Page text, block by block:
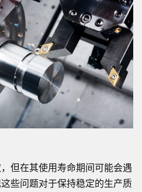
但在其使用寿命期间可能会遇
些问题对于保持稳定的生产质